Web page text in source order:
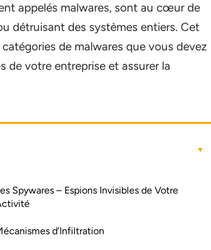
appelés malwares, sont au cœur de
détruisant des systèmes entiers. Cet
de malwares que vous devez
de votre entreprise et assurer la
Spywares – Espions Invisibles de Votre
d’Infiltration